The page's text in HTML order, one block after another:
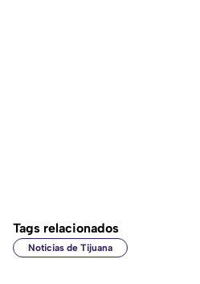
Tags relacionados
Noticias de Tijuana